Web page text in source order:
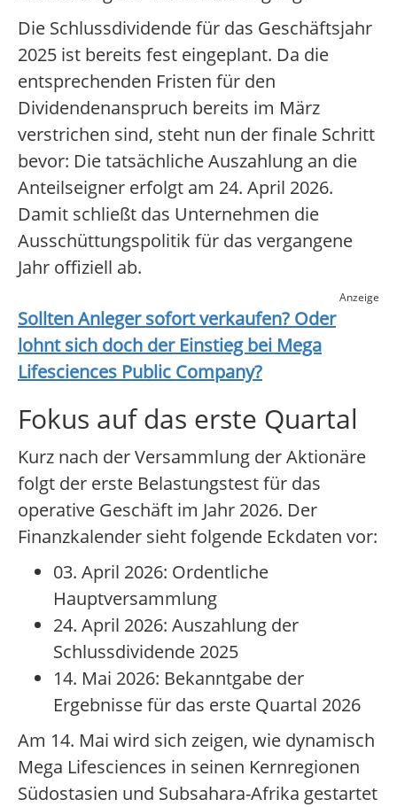
Die Schlussdividende für das Geschäftsjahr
2025 ist bereits fest eingeplant. Da die
entsprechenden Fristen für den
Dividendenanspruch bereits im März
verstrichen sind, steht nun der finale Schritt
bevor: Die tatsächliche Auszahlung an die
Anteilseigner erfolgt am 24. April 2026.
Damit schließt das Unternehmen die
Ausschüttungspolitik für das vergangene
Jahr offiziell ab.
Anzeige
Sollten Anleger sofort verkaufen? Oder
lohnt sich doch der Einstieg bei Mega
Lifesciences Public Company?
Fokus auf das erste Quartal
Kurz nach der Versammlung der Aktionäre
folgt der erste Belastungstest für das
operative Geschäft im Jahr 2026. Der
Finanzkalender sieht folgende Eckdaten vor:
03. April 2026: Ordentliche
Hauptversammlung
24. April 2026: Auszahlung der
Schlussdividende 2025
14. Mai 2026: Bekanntgabe der
Ergebnisse für das erste Quartal 2026
Am 14. Mai wird sich zeigen, wie dynamisch
Mega Lifesciences in seinen Kernregionen
Südostasien und Subsahara-Afrika gestartet